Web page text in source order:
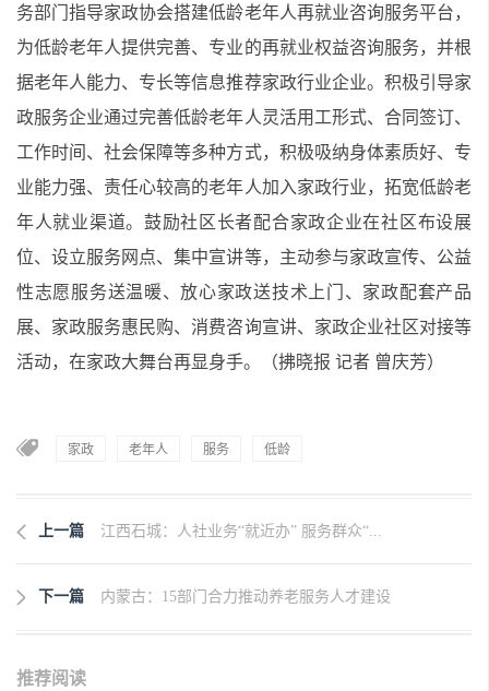
务部门指导家政协会搭建低龄老年人再就业咨询服务平台，
为低龄老年人提供完善、专业的再就业权益咨询服务，并根
据老年人能力、专长等信息推荐家政行业企业。积极引导家
政服务企业通过完善低龄老年人灵活用工形式、合同签订、
工作时间、社会保障等多种方式，积极吸纳身体素质好、专
业能力强、责任心较高的老年人加入家政行业，拓宽低龄老
年人就业渠道。鼓励社区长者配合家政企业在社区布设展
位、设立服务网点、集中宣讲等，主动参与家政宣传、公益
性志愿服务送温暖、放心家政送技术上门、家政配套产品
展、家政服务惠民购、消费咨询宣讲、家政企业社区对接等
活动，在家政大舞台再显身手。（拂晓报 记者 曾庆芳）
家政 老年人 服务 低龄
上一篇 江西石城：人社业务“就近办” 服务群众“...
下一篇 内蒙古：15部门合力推动养老服务人才建设
推荐阅读